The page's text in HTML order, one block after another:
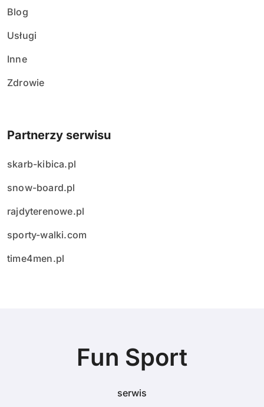
Blog
Usługi
Inne
Zdrowie
Partnerzy serwisu
skarb-kibica.pl
snow-board.pl
rajdyterenowe.pl
sporty-walki.com
time4men.pl
Fun Sport
serwis